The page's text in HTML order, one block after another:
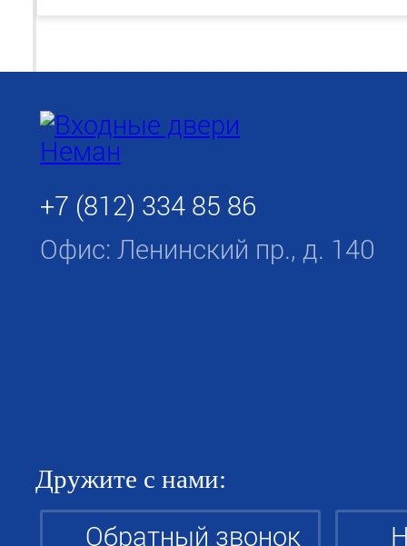
+7 (812) 334 85 86
Офис: Ленинский пр., д. 140
Дружите с нами:
Обратный звонок